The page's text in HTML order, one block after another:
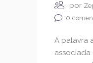
por
0
A palavra
associada